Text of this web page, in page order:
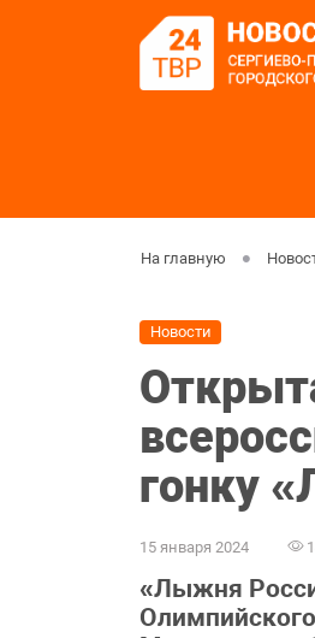
На главную
Новости
гонку
15 января 2024
«Лыжня